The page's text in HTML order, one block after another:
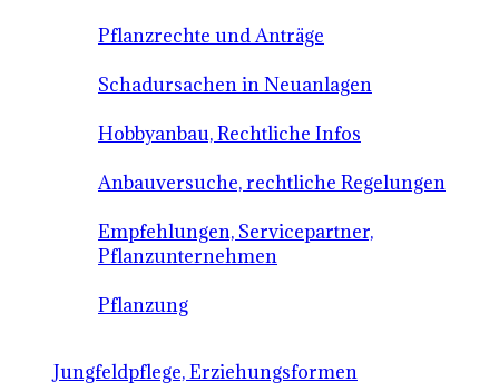
Pflanzrechte und Anträge
Schadursachen in Neuanlagen
Hobbyanbau, Rechtliche Infos
Anbauversuche, rechtliche Regelungen
Empfehlungen, Servicepartner,
Pflanzunternehmen
Pflanzung
Jungfeldpflege, Erziehungsformen